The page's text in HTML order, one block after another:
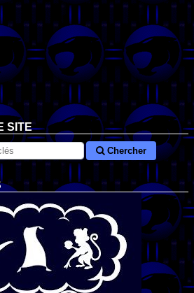
SITE
Chercher